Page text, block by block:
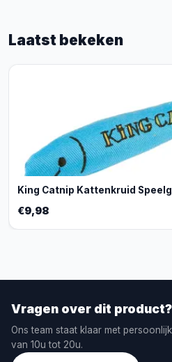
Laatst bekeken
King Catnip Kattenkruid
€9,98
Vragen over dit product?
Ons team staat klaar met
van 10u tot 20u.